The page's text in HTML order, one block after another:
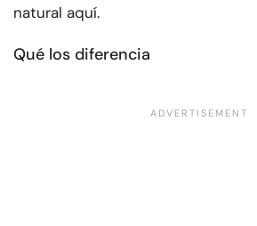
natural aquí.
Qué los diferencia